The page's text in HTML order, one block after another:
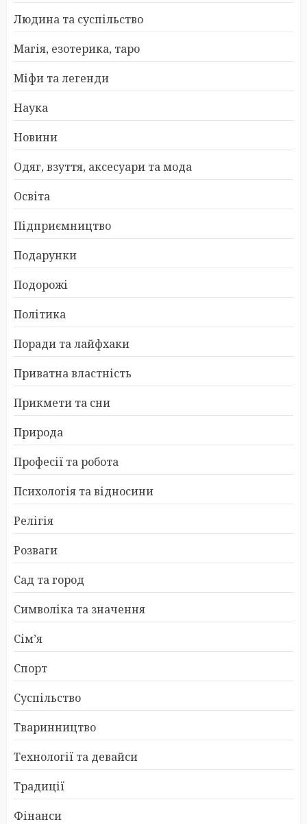
Людина та суспільство
Магія, езотерика, таро
Міфи та легенди
Наука
Новини
Одяг, взуття, аксесуари та мода
Освіта
Підприємництво
Подарунки
Подорожі
Політика
Поради та лайфхаки
Приватна властність
Прикмети та сни
Природа
Професії та робота
Психологія та відносини
Релігія
Розваги
Сад та город
Символіка та значення
Сім’я
Спорт
Суспільство
Тваринництво
Технології та девайси
Традиції
Фінанси